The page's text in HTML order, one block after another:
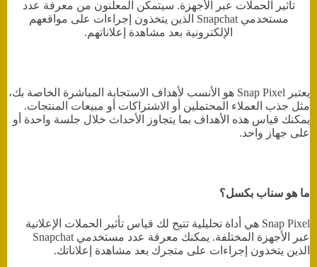
تأثير الحملات عبر الأجهزة. سيتمكن المعلنون من معرفة عدد
مستخدمي Snapchat الذين يتخذون إجراءات على مواقعهم
الإلكترونية بعد مشاهدة إعلاناتهم.
يعتبر Snap Pixel هو الأنسب لأهداف الاستجابة المباشرة الخاصة بك،
مثل جذب العملاء المحتملين أو الاشتراكات أو مبيعات المنتجات.
يمكنك قياس هذه الأهداف بما يتجاوز الأحداث خلال جلسة واحدة أو
على جهاز واحد.
ما هو سناب بكسل؟
Snap Pixel هي أداة تحليلية تتيح لك قياس تأثير الحملات الإعلانية
عبر الأجهزة المختلفة. يمكنك معرفة عدد مستخدمي Snapchat
الذين يتخذون إجراءات على متجرك بعد مشاهدة إعلاناتك.